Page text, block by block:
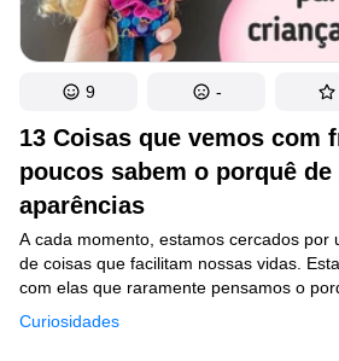
13 Coisas que vemos com
poucos sabem o porquê de
aparências
Curiosidades
A cada momento, estamos cercados por
de coisas que facilitam nossas vidas.
com elas que raramente pensamos o
de determinada maneira.
9 -